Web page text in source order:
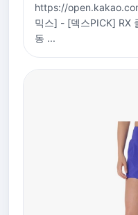
https://
믹스] - [덱스PICK] RX
동 ...